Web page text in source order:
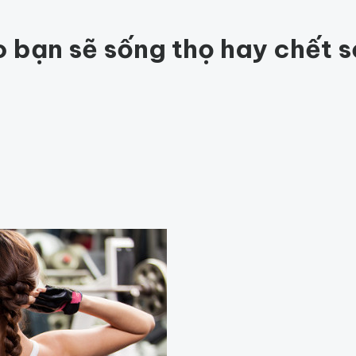
sẽ sống thọ hay chết